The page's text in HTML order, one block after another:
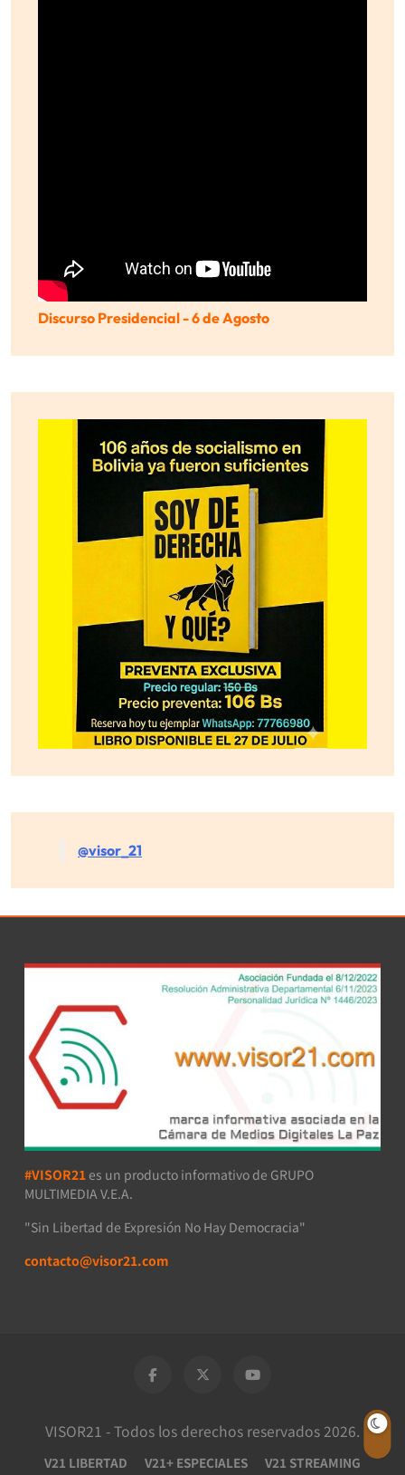
Discurso Presidencial - 6 de Agosto
@visor_21
#VISOR21 es un producto informativo de GRUPO
MULTIMEDIA V.E.A.
"Sin Libertad de Expresión No Hay Democracia"
contacto@visor21.com
VISOR21 - Todos los derechos reservados 2026.
V21 LIBERTAD V21+ ESPECIALES V21 STREAMING